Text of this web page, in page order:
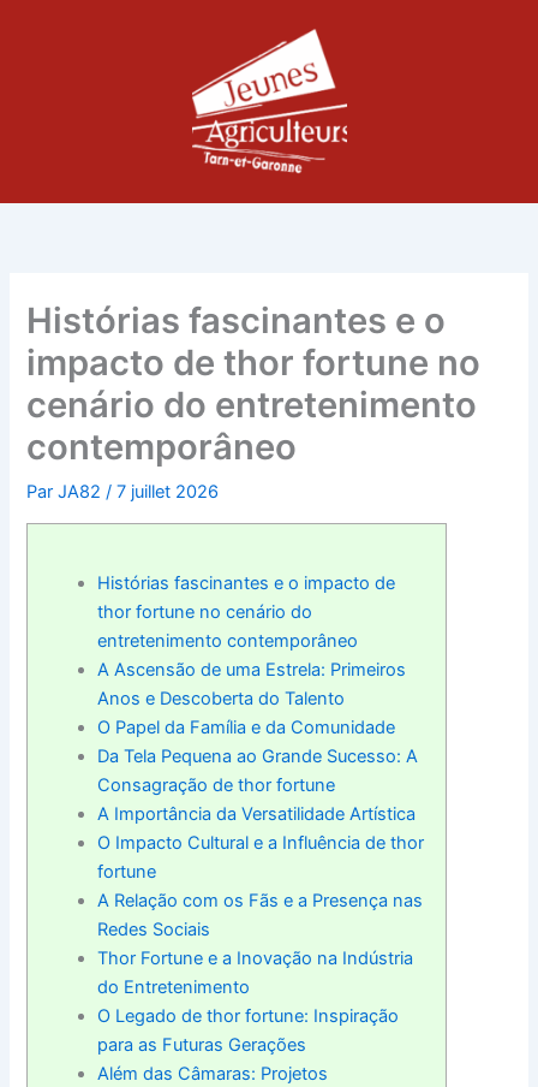
Histórias fascinantes e o
impacto de thor fortune no
cenário do entretenimento
contemporâneo
ParJA82/7 juillet 2026
Histórias fascinantes e o impacto de
thor fortune no cenário do
entretenimento contemporâneo
A Ascensão de uma Estrela: Primeiros
Anos e Descoberta do Talento
O Papel da Família e da Comunidade
Da Tela Pequena ao Grande Sucesso: A
Consagração de thor fortune
A Importância da Versatilidade Artística
O Impacto Cultural e a Influência de thor
fortune
A Relação com os Fãs e a Presença nas
Redes Sociais
Thor Fortune e a Inovação na Indústria
do Entretenimento
O Legado de thor fortune: Inspiração
para as Futuras Gerações
Além das Câmaras: Projetos